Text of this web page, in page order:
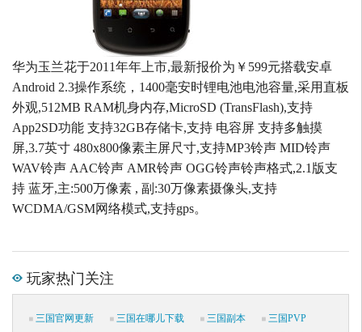
华为玉兰花于2011年年上市,最新报价为￥599元搭载安卓
Android 2.3操作系统，1400毫安时锂电池电池容量,采用直板
外观,512MB RAM机身内存,MicroSD (TransFlash),支持
App2SD功能 支持32GB存储卡,支持 电容屏 支持多触摸
屏,3.7英寸 480x800像素主屏尺寸,支持MP3铃声 MID铃声
WAV铃声 AAC铃声 AMR铃声 OGG铃声铃声格式,2.1版支
持 蓝牙,主:500万像素 , 副:30万像素摄像头,支持
WCDMA/GSM网络模式,支持gps。
玩家热门关注
三国官网更新 三国在哪儿下载 三国副本
三国PVP